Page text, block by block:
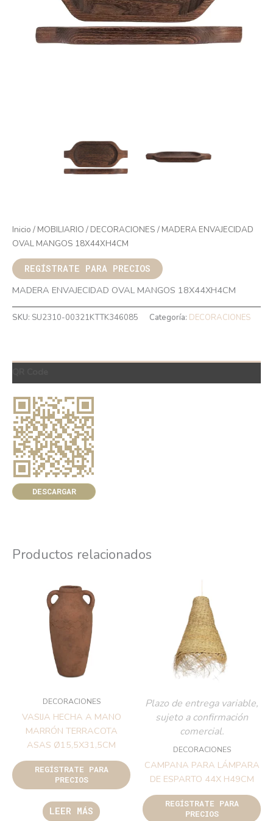
Inicio / MOBILIARIO / DECORACIONES / MADERA ENVAJECIDAD
OVAL MANGOS 18X44XH4CM
REGÍSTRATE PARA PRECIOS
MADERA ENVAJECIDAD OVAL MANGOS 18X44XH4CM
SKU: SU2310-00321KTTK346085 Categoría: DECORACIONES
DESCARGAR
Productos relacionados
DECORACIONES
VASIJA HECHA A MANO
MARRÓN TERRACOTA
ASAS Ø15,5X31,5CM
REGÍSTRATE PARA
PRECIOS
LEER MÁS
Plazo de entrega variable,
sujeto a confirmación
comercial.
DECORACIONES
CAMPANA PARA LÁMPARA
DE ESPARTO 44X H49CM
REGÍSTRATE PARA
PRECIOS